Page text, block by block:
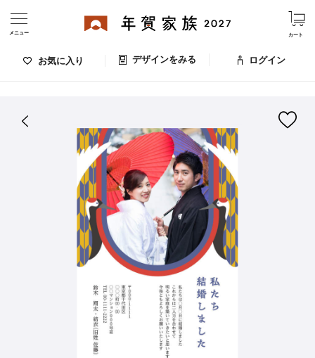
お気に入り デザインをみる
カート
ログイン
メニュー
デザインをみる
お気に入りのデザイン
出荷日・配送
年賀家族について